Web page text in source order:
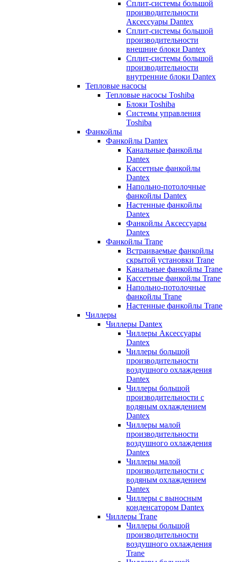
Сплит-системы большой
производительности
Аксессуары Dantex
Сплит-системы большой
производительности
внешние блоки Dantex
Сплит-системы большой
производительности
внутренние блоки Dantex
Тепловые насосы
Тепловые насосы Toshiba
Блоки Toshiba
Системы управления
Toshiba
Фанкойлы
Фанкойлы Dantex
Канальные фанкойлы
Dantex
Кассетные фанкойлы
Dantex
Напольно-потолочные
фанкойлы Dantex
Настенные фанкойлы
Dantex
Фанкойлы Аксессуары
Dantex
Фанкойлы Trane
Встраиваемые фанкойлы
скрытой установки Trane
Канальные фанкойлы Trane
Кассетные фанкойлы Trane
Напольно-потолочные
фанкойлы Trane
Настенные фанкойлы Trane
Чиллеры
Чиллеры Dantex
Чиллеры Аксессуары
Dantex
Чиллеры большой
производительности
воздушного охлаждения
Dantex
Чиллеры большой
производительности с
водяным охлаждением
Dantex
Чиллеры малой
производительности
воздушного охлаждения
Dantex
Чиллеры малой
производительности с
водяным охлаждением
Dantex
Чиллеры с выносным
конденсатором Dantex
Чиллеры Trane
Чиллеры большой
производительности
воздушного охлаждения
Trane